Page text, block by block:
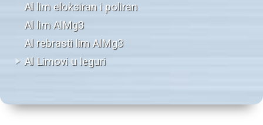
Al lim eloksiran i poliran
Al lim AlMg3
Al rebrasti lim AlMg3
Al Limovi u leguri